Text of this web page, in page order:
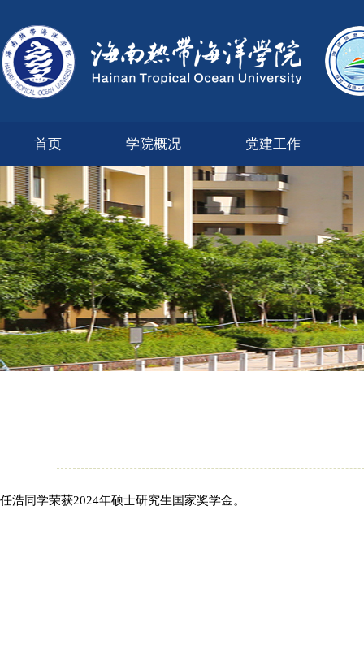
首页 学院概况 党建工作
任浩同学荣获2024年硕士研究生国家奖学金。